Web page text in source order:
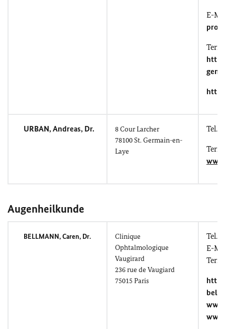
E-
URBAN, Andreas, Dr. 8Cour Larcher
78100St. Germain-en-
Laye
Tel.:
Augenheilkunde
BELLMANN, Caren, Dr.
Clinique
Ophtalmologique
Vaugirard
236rue de Vaugiard
75015 Paris
Tel.:
E-